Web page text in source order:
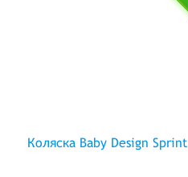
Коляска Baby Design Sprint